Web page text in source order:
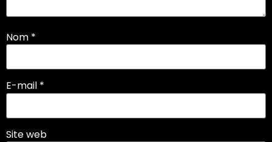
Nom *
E-mail *
Site web